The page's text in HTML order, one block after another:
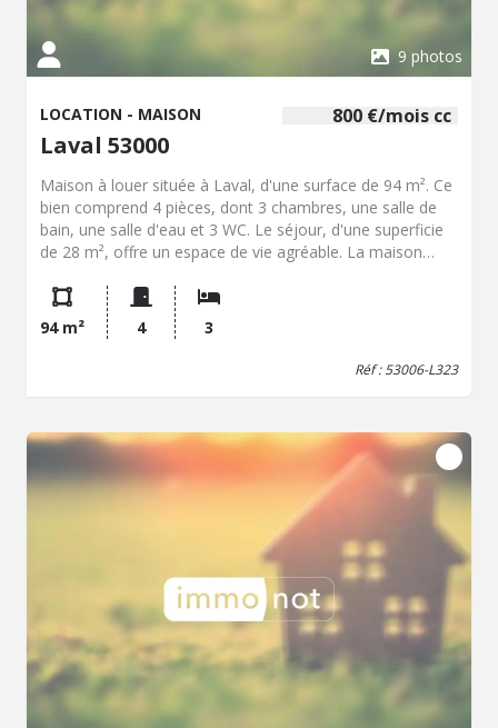
9 photos
800 €/mois cc
LOCATION - MAISON
Laval 53000
Maison à louer située à Laval, d'une surface de 94 m². Ce
bien comprend 4 pièces, dont 3 chambres, une salle de
bain, une salle d'eau et 3 WC. Le séjour, d'une superficie
de 28 m², offre un espace de vie agréable. La maison
exposés sud, ainsi qu'un local de rangement. Construite
en 2018, elle est en très bon état. La mitoyenneté est
présente. Le chauffage est assuré par un système au gaz
de ville. Le loyer est de 800 € par mois. Dépôt de Garantie
Consommation : 23 kWh / m² / an - Classe
consommation : A Pièces à fournir pour dossier de
candidature : - 3 derniers bulletins de salaire - 2 derniers
avis d'imposition complets. - carte d'identité et/ou livret
de famille. - 3 dernières quittances de loyer - Contrat de
94 m² 4 3
Réf : 53006-L323